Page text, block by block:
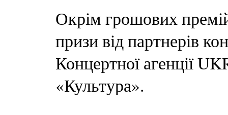
Окрім грошових
призи від партнерів
Концертної агенції
«Культура».